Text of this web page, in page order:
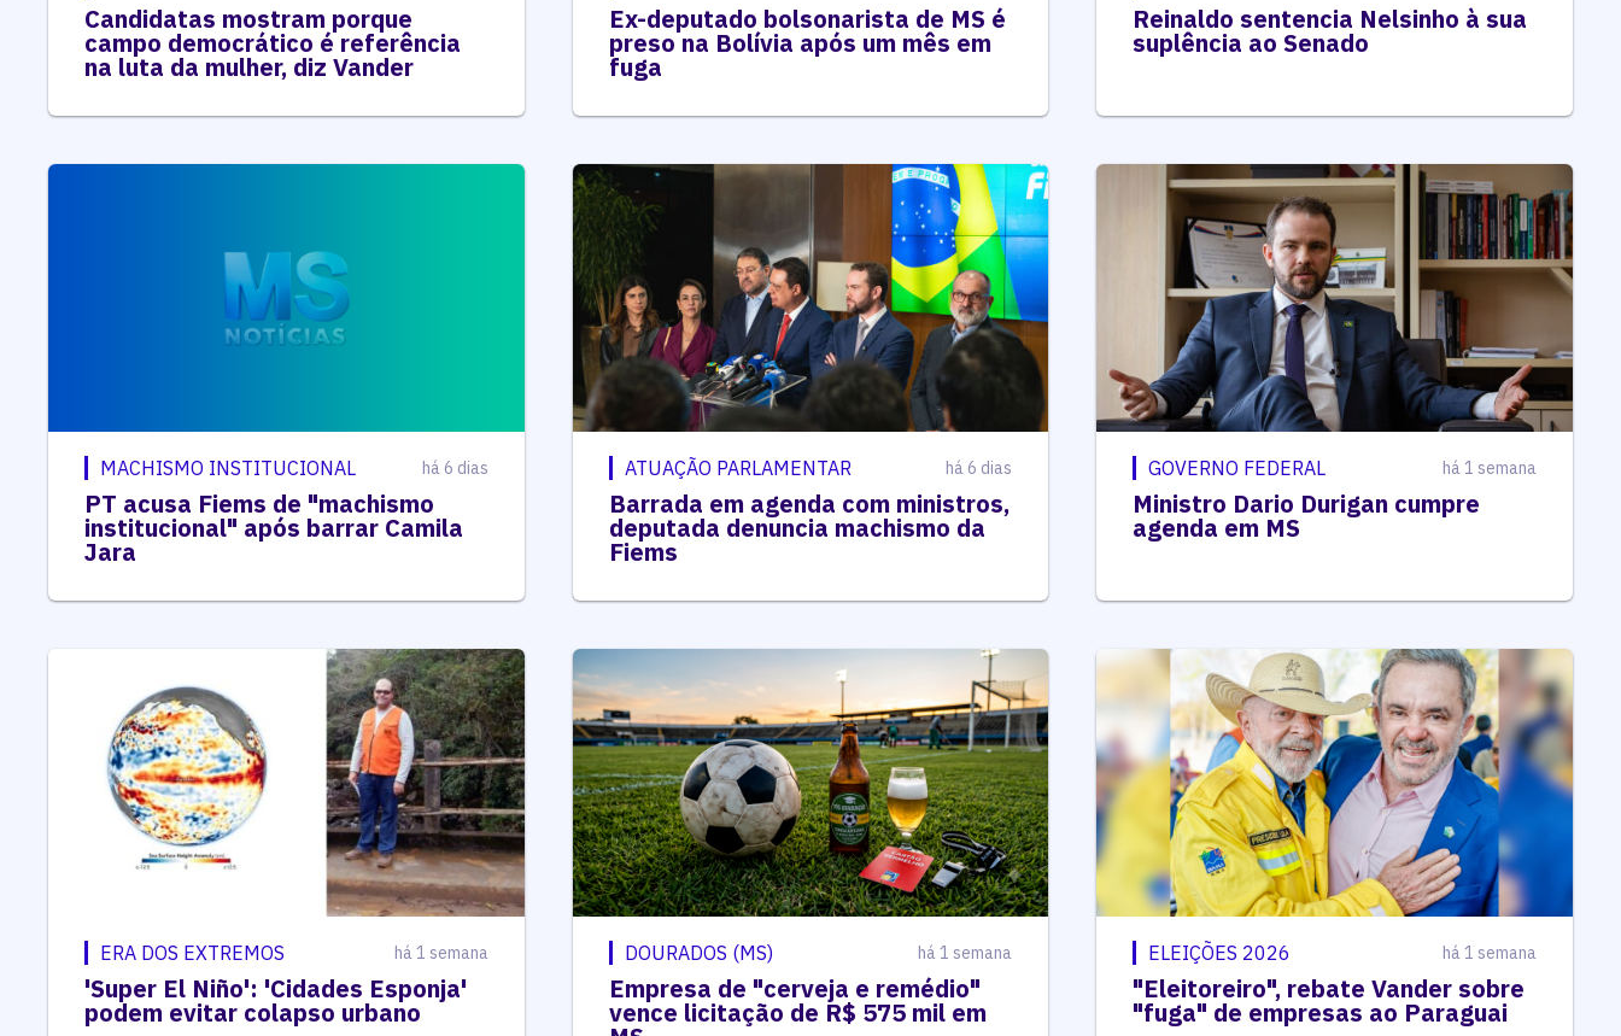
Candidatas mostram porque
campo democrático é referência
na luta da mulher, diz Vander
Ex-deputado bolsonarista de MS é
preso na Bolívia após um mês em
fuga
Reinaldo sentencia Nelsinho à sua
suplência ao Senado
MACHISMO INSTITUCIONAL há 6 dias
PT acusa Fiems de "machismo
institucional" após barrar Camila
Jara
ATUAÇÃO PARLAMENTAR há 6 dias
Barrada em agenda com ministros,
deputada denuncia machismo da
Fiems
GOVERNO FEDERAL há 1 semana
Ministro Dario Durigan cumpre
agenda em MS
ERA DOS EXTREMOS há 1 semana
'Super El Niño': 'Cidades Esponja'
podem evitar colapso urbano
DOURADOS (MS) há 1 semana
Empresa de "cerveja e remédio"
vence licitação de R$ 575 mil em
ELEIÇÕES 2026 há 1 semana
"Eleitoreiro", rebate Vander sobre
"fuga" de empresas ao Paraguai